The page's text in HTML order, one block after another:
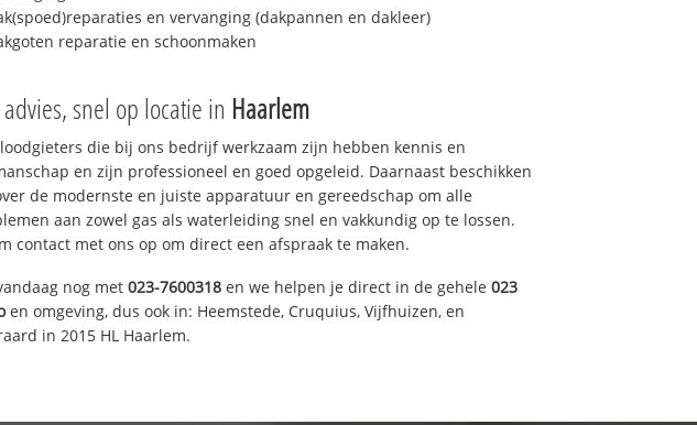
en vervanging (dakpannen en dakleer)
reparatie en schoonmaken
advies, snel op locatie in Haarlem
die bij ons bedrijf werkzaam zijn hebben kennis en
en zijn professioneel en goed opgeleid. Daarnaast beschikken
de modernste en juiste apparatuur en gereedschap om alle
aan zowel gas als waterleiding snel en vakkundig op te lossen.
contact met ons op om direct een afspraak te maken.
nog met 023-7600318 en we helpen je direct in de gehele 023
en omgeving, dus ook in: Heemstede, Cruquius, Vijfhuizen, en
in 2015 HL Haarlem.